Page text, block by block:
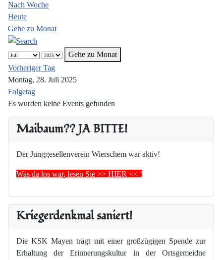
Maibaum?? JA BITTE!
Der Junggesellenverein Wierschem war aktiv!
Was da los war, lesen Sie >> HIER << !
Kriegerdenkmal saniert!
Die KSK Mayen trägt mit einer großzügigen Spende zur
Erhaltung der Erinnerungskultur in der Ortsgemeidne
Nach Woche
Heute
Gehe zu Monat
Gehe zu Monat
Vorheriger Tag
Montag, 28. Juli 2025
Folgetag
Es wurden keine Events gefunden